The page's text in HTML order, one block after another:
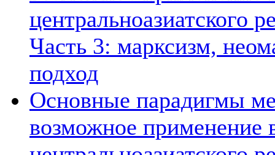
центральноазиатского
Часть 3: марксизм,
подход
Основные парадигмы
возможное применение